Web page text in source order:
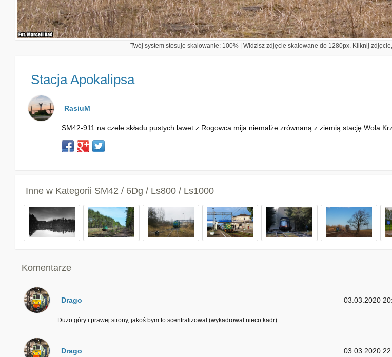
Twój system stosuje skalowanie: 100% | Widzisz zdjęcie skalowane do 1280px. Kliknij
Stacja Apokalipsa
RasiuM
SM42-911 na czele składu pustych lawet z Rogowca mija niemalże zrównaną z ziemią stację Wola
Inne w Kategorii SM42 / 6Dg / Ls800 / Ls1000
Komentarze
Drago 03.03.2020
Dużo góry i prawej strony, jakoś bym to scentralizował (wykadrował nieco kadr)
Drago 03.03.2020